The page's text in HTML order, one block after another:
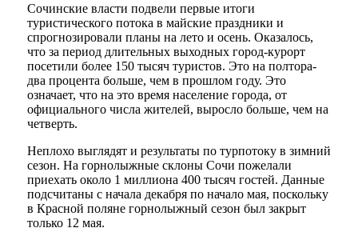
Сочинские власти подвели первые итоги
туристического потока в майские праздники и
спрогнозировали планы на лето и осень. Оказалось,
что за период длительных выходных город-курорт
посетили более 150 тысяч туристов. Это на полтора-
два процента больше, чем в прошлом году. Это
означает, что на это время население города, от
официального числа жителей, выросло больше, чем на
четверть.
Неплохо выглядят и результаты по турпотоку в зимний
сезон. На горнолыжные склоны Сочи пожелали
приехать около 1 миллиона 400 тысяч гостей. Данные
подсчитаны с начала декабря по начало мая, поскольку
в Красной поляне горнолыжный сезон был закрыт
только 12 мая.